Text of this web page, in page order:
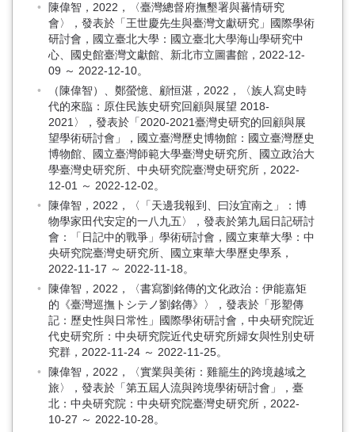
陳偉智，2022，〈臺灣總督府撫墾署與蕃情研究
會〉，發表於「王世慶先生與臺灣文獻研究」國際學術
研討會，國立臺北大學：國立臺北大學海山學研究中
心、國史館臺灣文獻館、新北市立圖書館，2022-12-
09 ～ 2022-12-10。
（陳偉智）、鄭螢憶、顧恒湛，2022，〈族人寫史時
代的來臨：原住民族史研究回顧與展望 2018-
2021〉，發表於「2020-2021臺灣史研究的回顧與展
望學術研討會」，國立臺灣歷史博物館：國立臺灣歷史
博物館、國立臺灣師範大學臺灣史研究所、國立政治大
學臺灣史研究所、中央研究院臺灣史研究所，2022-
12-01 ～ 2022-12-02。
陳偉智，2022，〈「天邊我報到、曰汝宜南之」：博
物學家田代安定的一八九五〉，發表於第九屆日記研討
會：「日記中的戰爭」學術研討會，國立東華大學：中
央研究院臺灣史研究所、國立東華大學歷史學系，
2022-11-17 ～ 2022-11-18。
陳偉智，2022，〈書寫劉銘傳的文化政治：伊能嘉矩
的《臺灣巡撫トシテノ劉銘傳》〉，發表於「形塑傳
記：歷史性與日常性」國際學術研討會，中央研究院近
代史研究所：中央研究院近代史研究所婦女與性別史研
究群，2022-11-24 ～ 2022-11-25。
陳偉智，2022，〈實業與美術：雞籠生的跨境越域之
旅〉，發表於「第五屆人流與跨境學術研討會」，臺
北：中央研究院：中央研究院臺灣史研究所，2022-
10-27 ～ 2022-10-28。